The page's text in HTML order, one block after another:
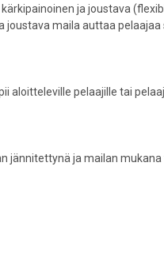
kärkipainoinen ja joustava
joustava maila auttaa
aloitteleville pelaajille tai
jännitettynä ja mailan